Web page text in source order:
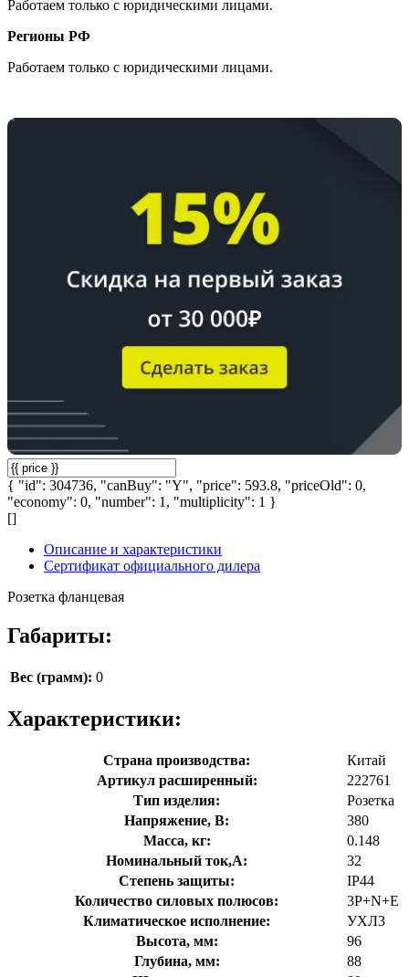
Работаем только с юридическими лицами.
Регионы РФ
Работаем только с юридическими лицами.
{ "id": 304736, "canBuy": "Y", "price": 593.8, "priceOld": 0,
"economy": 0, "number": 1, "multiplicity": 1 }
[]
Описание и характеристики
Сертификат официального дилера
Розетка фланцевая
Габариты:
Вес (грамм): 0
Характеристики:
Страна производства:
Китай
Артикул расширенный:
222761
Тип изделия:
Розетка
Напряжение, В:
380
Масса, кг:
0.148
Номинальный ток,А:
32
Степень защиты:
IP44
Количество силовых полюсов:
3P+N+E
Климатическое исполнение:
УХЛ3
Высота, мм:
96
Глубина, мм:
88